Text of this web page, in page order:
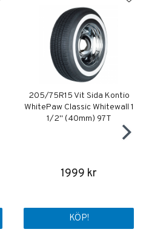
205/75R15 Vit Sida Kontio
WhitePaw Classic Whitewall 1
1/2" (40mm) 97T
1999 kr
KÖP!